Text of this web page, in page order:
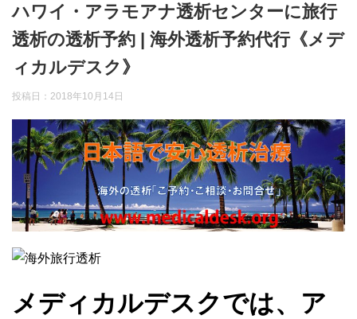
ハワイ・アラモアナ透析センターに旅行
透析の透析予約 | 海外透析予約代行《メデ
ィカルデスク》
投稿日： 2018年10月14日
メディカルデスクでは、ア